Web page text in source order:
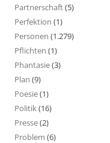
Partnerschaft(5)
Perfektion (1)
Personen (1.279)
Pflichten (1)
Phantasie(3)
Plan (9)
Poesie(1)
Politik(16)
Presse(2)
Problem (6)